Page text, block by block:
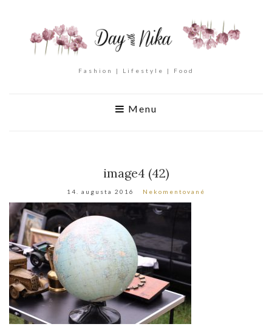
Fashion | Lifestyle | Food
Menu
image4 (42)
14. augusta 2016 Nekomentované